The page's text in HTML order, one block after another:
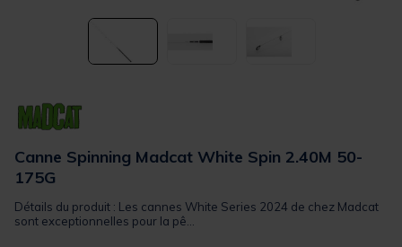
Canne Spinning Madcat White Spin 2.40M 50-
175G
Détails du produit : Les cannes White Series 2024 de chez Madcat
sont exceptionnelles pour la pê...